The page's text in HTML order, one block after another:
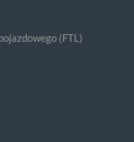
(FTL)